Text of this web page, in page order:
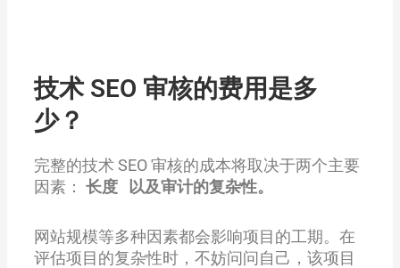
技术 SEO 审核的费用是多
少？
完整的技术 SEO 审核的成本将取决于两个主要
因素： 长度 以及审计的复杂性。
网站规模等多种因素都会影响项目的工期。在
评估项目的复杂性时，不妨问问自己，该项目